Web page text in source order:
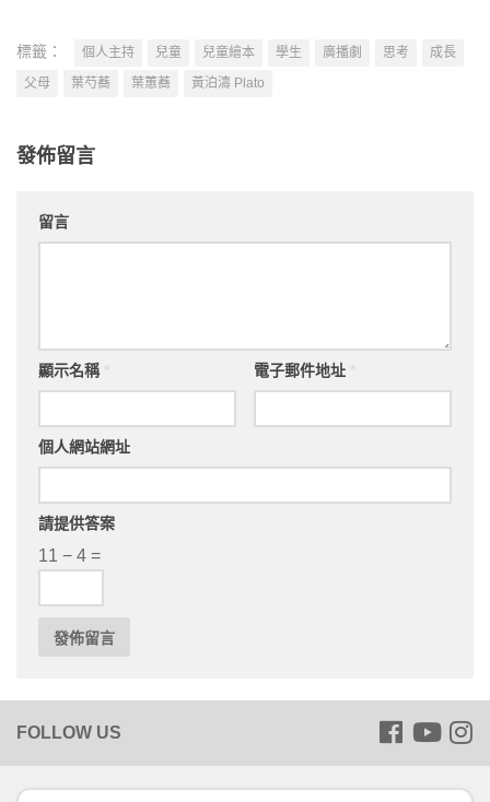
標籤： 個人主持 兒童 兒童繪本 學生 廣播劇 思考
成長
父母
葉芍蕎 葉蕙蕎 黃泊濤 Plato
發佈留言
留言
顯示名稱 電子郵件地址
個人網站網址
請提供答案
11 − 4 =